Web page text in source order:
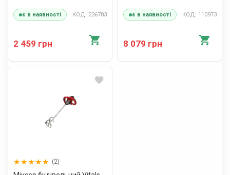
є в наявності КОД: 236783
2 459 грн
PROTECTION+
є в наявності КОД: 110973
8 079 грн
(2)